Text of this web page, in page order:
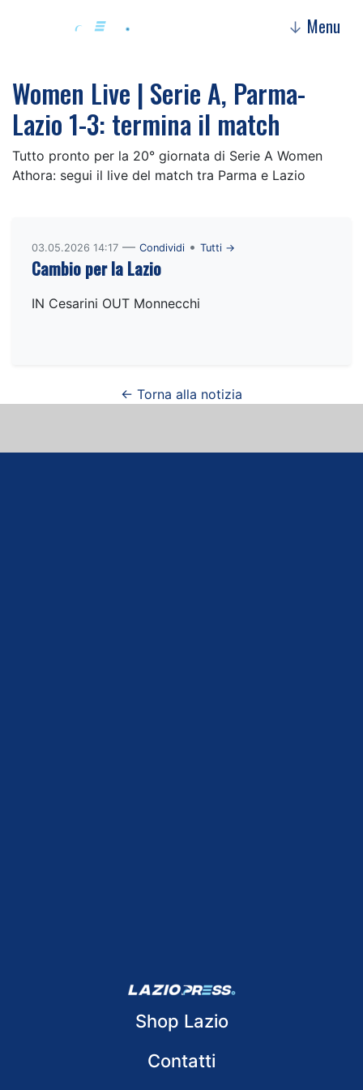
↓ Menu
Women Live | Serie A, Parma-
Lazio 1-3: termina il match
Tutto pronto per la 20° giornata di Serie A Women
Athora: segui il live del match tra Parma e Lazio
03.05.2026 14:17 — Condividi • Tutti →
Cambio per la Lazio
IN Cesarini OUT Monnecchi
← Torna alla notizia
Shop Lazio
Contatti